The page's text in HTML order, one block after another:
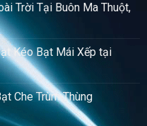
Trời Tại Buôn Ma Thuột,
Kéo Bạt Mái Xếp tại
Che Trùm Thùng